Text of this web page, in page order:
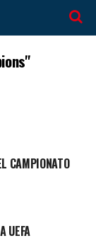
CAMPIONATO
UEFA